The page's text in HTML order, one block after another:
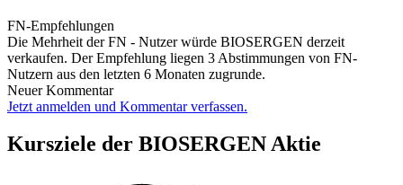
FN-Empfehlungen
Die Mehrheit der FN - Nutzer würde BIOSERGEN derzeit
verkaufen. Der Empfehlung liegen 3 Abstimmungen von FN-
Nutzern aus den letzten 6 Monaten zugrunde.
Neuer Kommentar
Jetzt anmelden und Kommentar verfassen.
Kursziele der BIOSERGEN Aktie